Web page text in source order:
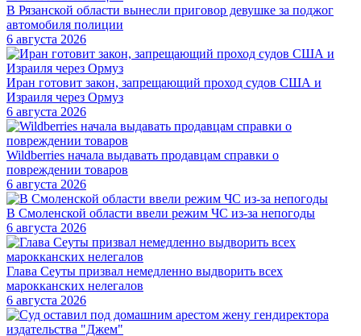
В Рязанской области вынесли приговор девушке за поджог
автомобиля полиции
6 августа 2026
Иран готовит закон, запрещающий проход судов США и
Израиля через Ормуз
6 августа 2026
Wildberries начала выдавать продавцам справки о
повреждении товаров
6 августа 2026
В Смоленской области ввели режим ЧС из-за непогоды
6 августа 2026
Глава Сеуты призвал немедленно выдворить всех
марокканских нелегалов
6 августа 2026